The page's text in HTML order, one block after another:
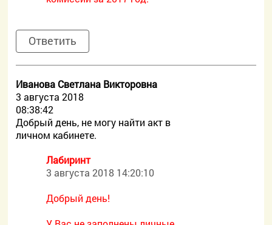
Ответить
Иванова Светлана Викторовна
3 августа 2018
08:38:42
Добрый день, не могу найти акт в
личном кабинете.
Лабиринт
3 августа 2018 14:20:10
Добрый день!